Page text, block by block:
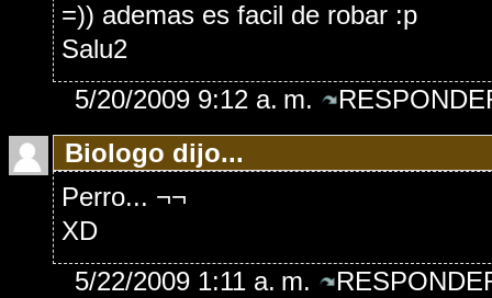
=)) ademas es facil de robar :p
Salu2
5/20/2009 9:12 a. m.
Biologo dijo...
Perro... ¬¬
XD
5/22/2009 1:11 a. m.